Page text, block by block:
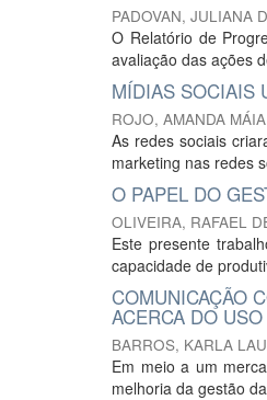
PADOVAN, JULIANA
O Relatório de
avaliação das ações
MÍDIAS SOCIAIS
ROJO, AMANDA MÁIA
As redes sociais
marketing nas redes
O PAPEL DO
OLIVEIRA, RAFAEL
Este presente
capacidade de
COMUNICAÇÃO
ACERCA DO
BARROS, KARLA
Em meio a um
melhoria da gestão